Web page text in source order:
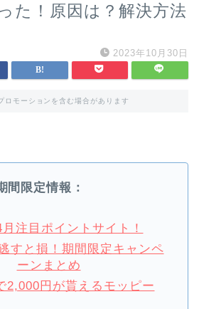
た！原因は？解決方法
2023年10月30日
ロモーションを含む場合があります
間限定情報：
注目ポイントサイト！
すと損！期間限定キャンペ
ーンまとめ
2,000円が貰えるモッピー